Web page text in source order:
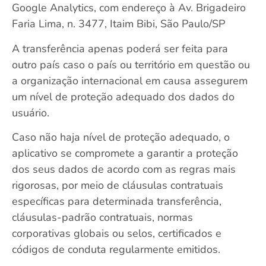
Google Analytics, com endereço à Av. Brigadeiro
Faria Lima, n. 3477, Itaim Bibi, São Paulo/SP
A transferência apenas poderá ser feita para
outro país caso o país ou território em questão ou
a organização internacional em causa assegurem
um nível de proteção adequado dos dados do
usuário.
Caso não haja nível de proteção adequado, o
aplicativo se compromete a garantir a proteção
dos seus dados de acordo com as regras mais
rigorosas, por meio de cláusulas contratuais
específicas para determinada transferência,
cláusulas-padrão contratuais, normas
corporativas globais ou selos, certificados e
códigos de conduta regularmente emitidos.